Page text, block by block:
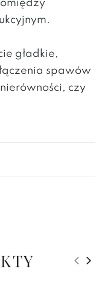
gładkie,
spawów
czy